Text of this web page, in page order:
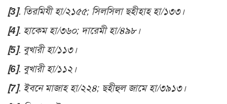
[3]. তিরমিযী হা/২১৫৫; সিলসিলা ছহীহাহ হা/১৩৩।
[4]. হাকেম হা/৩৬০; দারেমী হা/৪৯৮।
[5]. বুখারী হা/১১৩।
[6]. বুখারী হা/১১২।
[7]. ইবনে মাজাহ হা/২২৪; ছহীহুল জামে হা/৩৯১৩।